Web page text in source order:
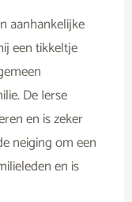
aanhankelijke
een tikkeltje
De Ierse
en is zeker
neiging om een
en is